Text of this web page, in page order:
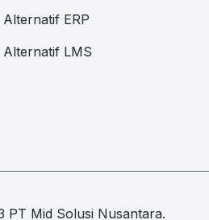
Alternatif ERP
Alternatif LMS
PT Mid Solusi Nusantara.